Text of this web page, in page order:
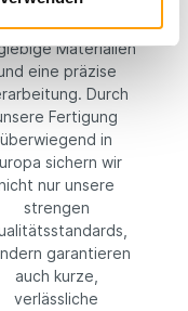
hochwertige,
Materialien
eine präzise
Durch
Fertigung
überwiegend in
sichern wir
nur unsere
strengen
garantieren
auch kurze,
verlässliche